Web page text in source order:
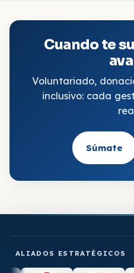
Cuando te
Voluntariado,
inclusivo: cada
Súmate
ALIADOS ESTRATÉGICOS